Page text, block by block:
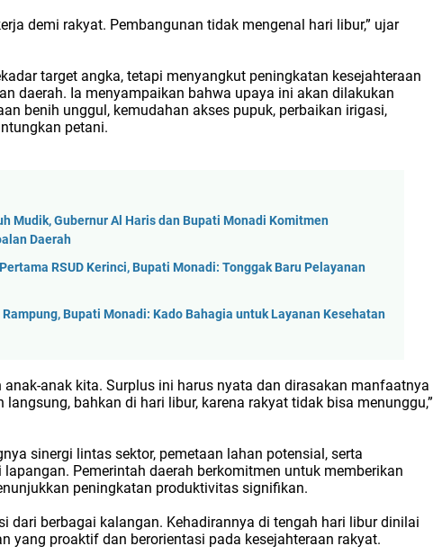
demi rakyat. Pembangunan tidak mengenal hari libur,” ujar
target angka, tetapi menyangkut peningkatan kesejahteraan
daerah. Ia menyampaikan bahwa upaya ini akan dilakukan
benih unggul, kemudahan akses pupuk, perbaikan irigasi,
petani.
Mudik, Gubernur Al Haris dan Bupati Monadi Komitmen
Daerah
RSUD Kerinci, Bupati Monadi: Tonggak Baru Pelayanan
Rampung, Bupati Monadi: Kado Bahagia untuk Layanan Kesehatan
anak kita. Surplus ini harus nyata dan dirasakan manfaatnya
bahkan di hari libur, karena rakyat tidak bisa menunggu,”
sinergi lintas sektor, pemetaan lahan potensial, serta
Pemerintah daerah berkomitmen untuk memberikan
peningkatan produktivitas signifikan.
dari berbagai kalangan. Kehadirannya di tengah hari libur dinilai
yang proaktif dan berorientasi pada kesejahteraan rakyat.